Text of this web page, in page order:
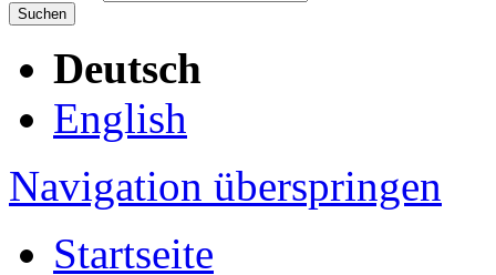
Suchen
Deutsch
English
Navigation überspringen
Startseite